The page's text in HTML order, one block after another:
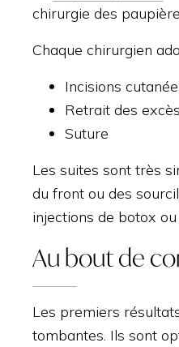
chirurgie des
Chaque chirurgien
Incisions
Retrait des
Suture
Les suites sont très
du front ou des
injections de botox
Au bout de
Les premiers
tombantes. Ils sont